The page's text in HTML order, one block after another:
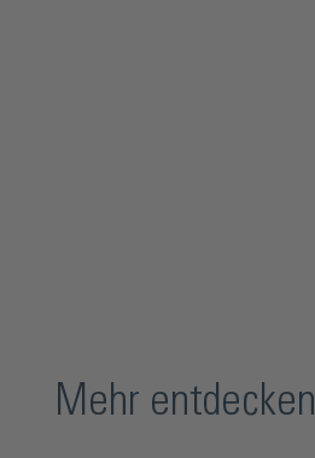
Mehr entdecken